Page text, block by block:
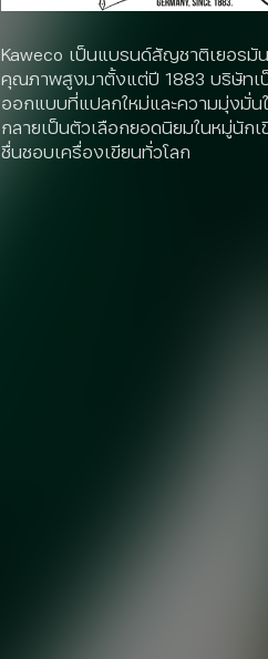
Kaweco เป็นแบรนด์สัญชาติเยอรมั
คุณภาพสูงมาตั้งแต่ปี 1883 บริษัทเ
ออกแบบที่แปลกใหม่และความมุ่งมั่
กลายเป็นตัวเลือกยอดนิยมในหมู่นัก
ชื่นชอบเครื่องเขียนทั่วโลก